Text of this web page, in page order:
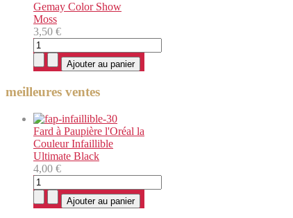
Gemay Color Show
Moss
3,50 €
meilleures ventes
Fard à Paupière l'Oréal la
Couleur Infaillible
Ultimate Black
4,00 €